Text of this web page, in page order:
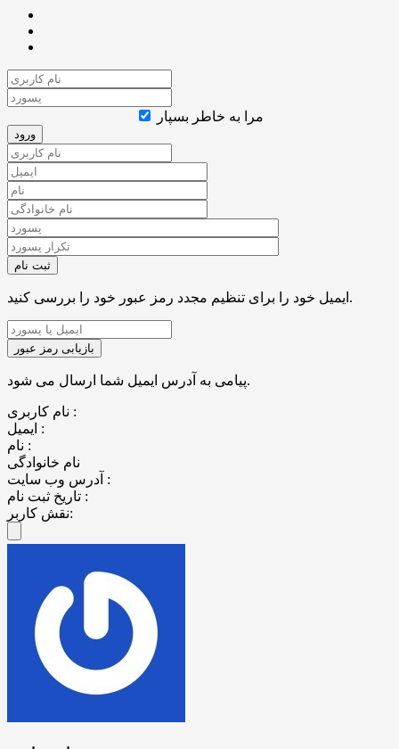
مرا به خاطر بسپار
ایمیل خود را برای تنظیم مجدد رمز عبور خود را بررسی کنید.
پیامی به آدرس ایمیل شما ارسال می شود.
نام کاربری :
ایمیل :
نام :
نام خانوادگی
آدرس وب سایت :
تاریخ ثبت نام :
نقش کاربر: